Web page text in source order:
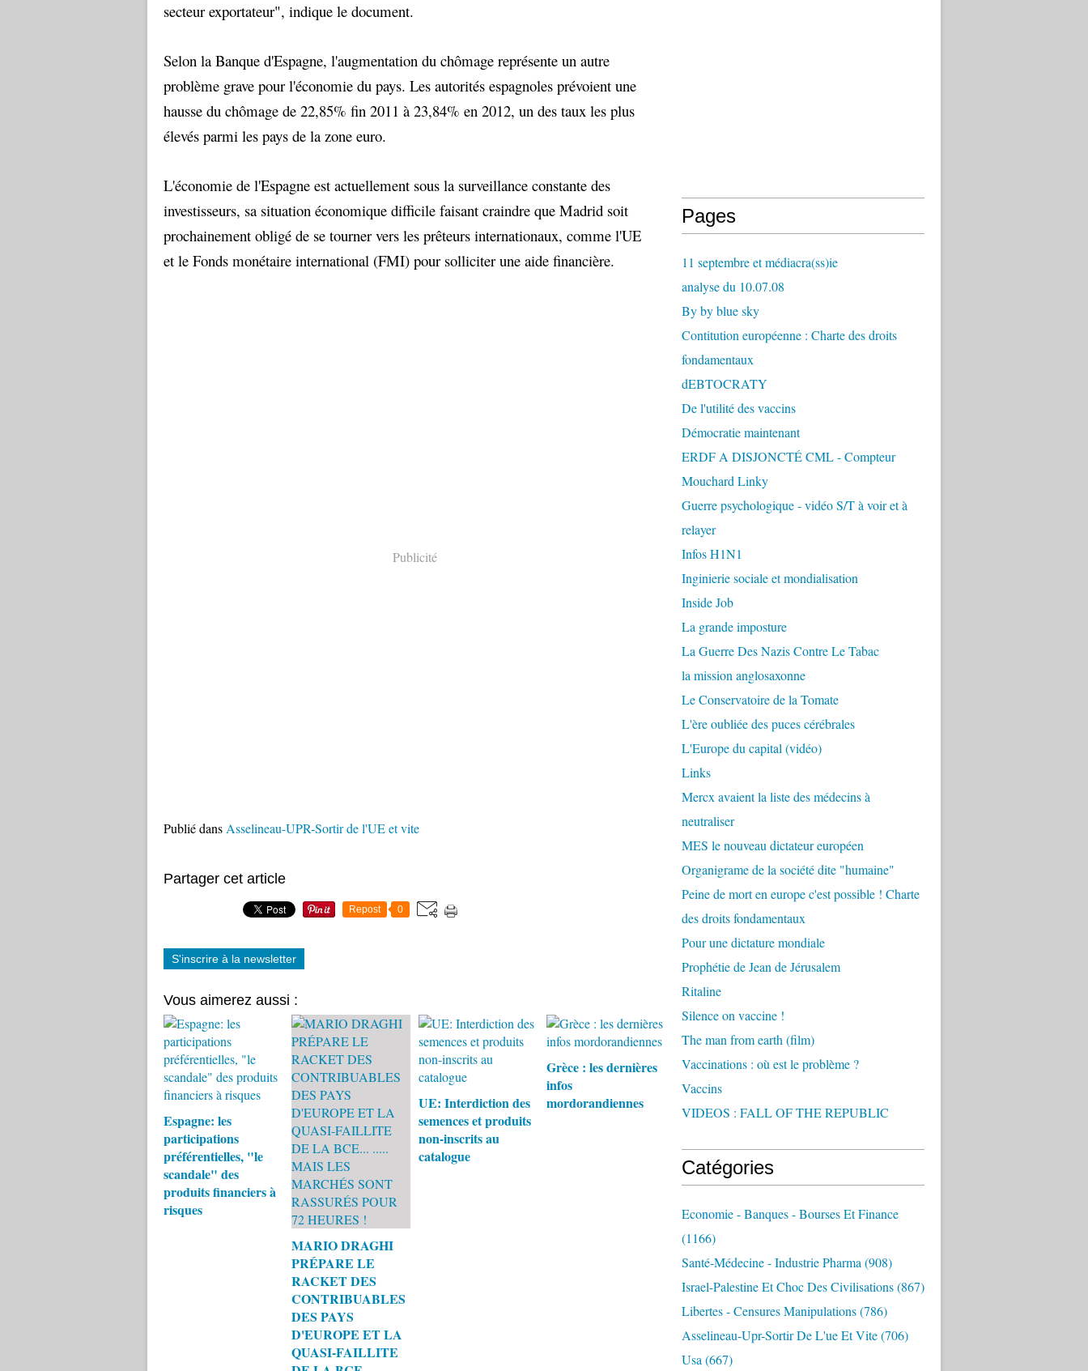
secteur exportateur", indique le document.
Selon la Banque d'Espagne, l'augmentation du chômage représente un autre
problème grave pour l'économie du pays. Les autorités espagnoles prévoient une
hausse du chômage de 22,85% fin 2011 à 23,84% en 2012, un des taux les plus
élevés parmi les pays de la zone euro.
L'économie de l'Espagne est actuellement sous la surveillance constante des
investisseurs, sa situation économique difficile faisant craindre que Madrid soit
prochainement obligé de se tourner vers les prêteurs internationaux, comme l'UE
et le Fonds monétaire international (FMI) pour solliciter une aide financière.
Publicité
Publié dans Asselineau-UPR-Sortir de l'UE et vite
Partager cet article
Repost 0
S'inscrire à la newsletter
Vous aimerez aussi :
Espagne: les
participations
préférentielles, "le
scandale" des
produits financiers à
risques
MARIO DRAGHI
PRÉPARE LE
RACKET DES
CONTRIBUABLES
DES PAYS
D'EUROPE ET LA
QUASI-FAILLITE
UE: Interdiction des
semences et produits
non-inscrits au
catalogue
Grèce : les dernières
infos
mordorandiennes
Pages
11 septembre et médiacra(ss)ie
analyse du 10.07.08
By by blue sky
Contitution européenne : Charte des droits
fondamentaux
dEBTOCRATY
De l'utilité des vaccins
Démocratie maintenant
ERDF A DISJONCTÉ CML - Compteur
Mouchard Linky
Guerre psychologique - vidéo S/T à voir et à
relayer
Infos H1N1
Inginierie sociale et mondialisation
Inside Job
La grande imposture
La Guerre Des Nazis Contre Le Tabac
la mission anglosaxonne
Le Conservatoire de la Tomate
L'ère oubliée des puces cérébrales
L'Europe du capital (vidéo)
Links
Mercx avaient la liste des médecins à
neutraliser
MES le nouveau dictateur européen
Organigrame de la société dite "humaine"
Peine de mort en europe c'est possible ! Charte
des droits fondamentaux
Pour une dictature mondiale
Prophétie de Jean de Jérusalem
Ritaline
Silence on vaccine !
The man from earth (film)
Vaccinations : où est le problème ?
Vaccins
VIDEOS : FALL OF THE REPUBLIC
Catégories
Economie - Banques - Bourses Et Finance
(1166)
Santé-Médecine - Industrie Pharma (908)
Israel-Palestine Et Choc Des Civilisations(867)
Libertes - Censures Manipulations(786)
Asselineau-Upr-Sortir De L'ue Et Vite(706)
Usa (667)